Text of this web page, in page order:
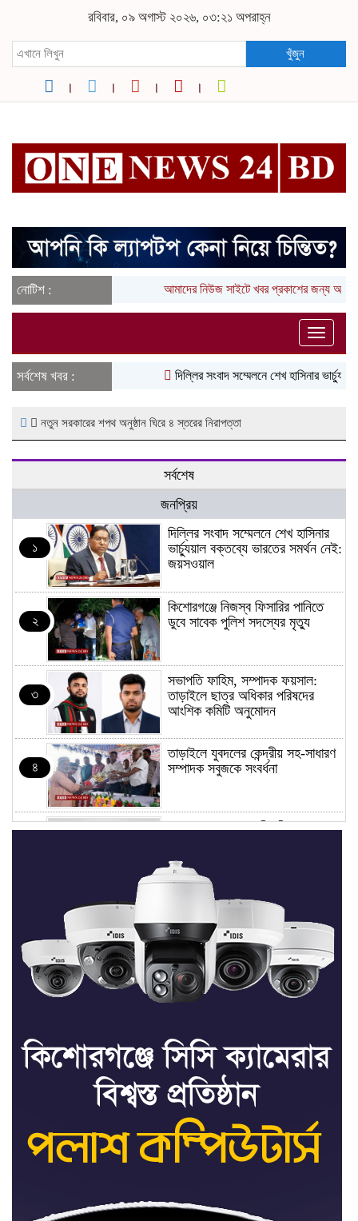
রবিবার, ০৯ অগাস্ট ২০২৬, ০৩:২১ অপরাহ্ন
খুঁজুন
নোটিশ : আমাদের নিউজ সাইটে খবর প্রকাশের জন্য
Toggle
সর্বশেষ খবর :
দিল্লির সংবাদ সম্মেলনে শেখ হাসিনার
নতুন সরকারের শপথ অনুষ্ঠান ঘিরে ৪ স্তরের নিরাপত্তা
সর্বশেষ
জনপ্রিয়
১
দিল্লির সংবাদ সম্মেলনে শেখ হাসিনার
ভার্চ্যুয়াল বক্তব্যে ভারতের সমর্থন নেই:
জয়সওয়াল
২
কিশোরগঞ্জে নিজস্ব ফিসারির পানিতে
ডুবে সাবেক পুলিশ সদস্যের মৃত্যু
৩
সভাপতি ফাহিম, সম্পাদক ফয়সাল:
তাড়াইলে ছাত্র অধিকার পরিষদের
আংশিক কমিটি অনুমোদন
৪
তাড়াইলে যুবদলের কেন্দ্রীয় সহ-সাধারণ
সম্পাদক সবুজকে সংবর্ধনা
৪ মন্ত্রণালয়ে নতুন সচিব নিয়োগ, ২
শেখ হাসিনার সঙ্গে পালানোর ফ্লাইট
কীভাবে মিস করেছিলেন সালমান এফ
রহমান
৭
ভাত রান্নার সময় নরম হয়ে গেলে কী
করবেন
৮
মৃত্যুদণ্ড বাদ না দেওয়ায়
প্রত্যক্ষদর্শীদের তথ্য দেয়নি জাতিসংঘ:
ট্রাইব্যুনালকে প্রসিকিউটর
৯
তাড়াইলে রাউতি মানবসেবা ফাউন্ডেশনের
আয়োজনে কাফন-দাফন বিষয়ক বিশেষ
প্রশিক্ষণ কর্মশালা